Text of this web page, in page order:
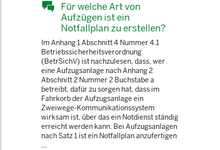
Für welche Art von
Aufzügen ist ein
Notfallplan zu erstellen?
Im Anhang 1 Abschnitt 4 Nummer 4.1
Betriebssicherheitsverordnung
(BetrSichV) ist nachzulesen, dass, wer
eine Aufzugsanlage nach Anhang 2
Abschnitt 2 Nummer 2 Buchstabe a
betreibt, dafür zu sorgen hat, dass im
Fahrkorb der Aufzugsanlage ein
Zweiwege-Kommunikationssystem
wirksam ist, über das ein Notdienst ständig
erreicht werden kann. Bei Aufzugsanlagen
nach Satz 1 ist ein Notfallplan anzufertigen
...